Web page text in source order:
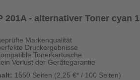
201A - alternativer Toner cyan
Markenqualität
Druckergebnisse
Tonerkartusche
Verlust der Gerätegarantie
1550 Seiten (2,25 €* / 100 Seiten)